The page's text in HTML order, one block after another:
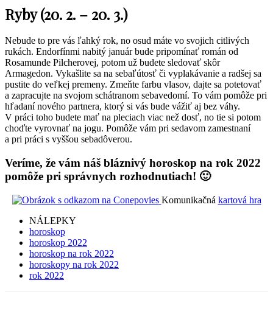
Ryby (20. 2. – 20. 3.)
Nebude to pre vás ľahký rok, no osud máte vo svojich citlivých
rukách. Endorfínmi nabitý január bude pripomínať román od
Rosamunde Pilcherovej, potom už budete sledovať skôr
Armagedon. Vykašlite sa na sebaľútosť či vyplakávanie a radšej sa
pustite do veľkej premeny. Zmeňte farbu vlasov, dajte sa potetovať
a zapracujte na svojom schátranom sebavedomí. To vám pomôže pri
hľadaní nového partnera, ktorý si vás bude vážiť aj bez váhy.
V práci toho budete mať na pleciach viac než dosť, no tie si potom
choďte vyrovnať na jogu. Pomôže vám pri sedavom zamestnaní
a pri práci s vyššou sebadôverou.
Veríme, že vám náš bláznivý horoskop na rok 2022
pomôže pri správnych rozhodnutiach! 🙂
Komunikačná kartová hra
NÁLEPKY
horoskop
horoskop 2022
horoskop na rok 2022
horoskopy na rok 2022
rok 2022